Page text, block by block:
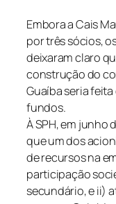
Embora a Cais
por três sócios,
deixaram claro
construção do
Guaíba seria
fundos.
À SPH, em junho
que um dos
de recursos na
participação
secundário, e ii)